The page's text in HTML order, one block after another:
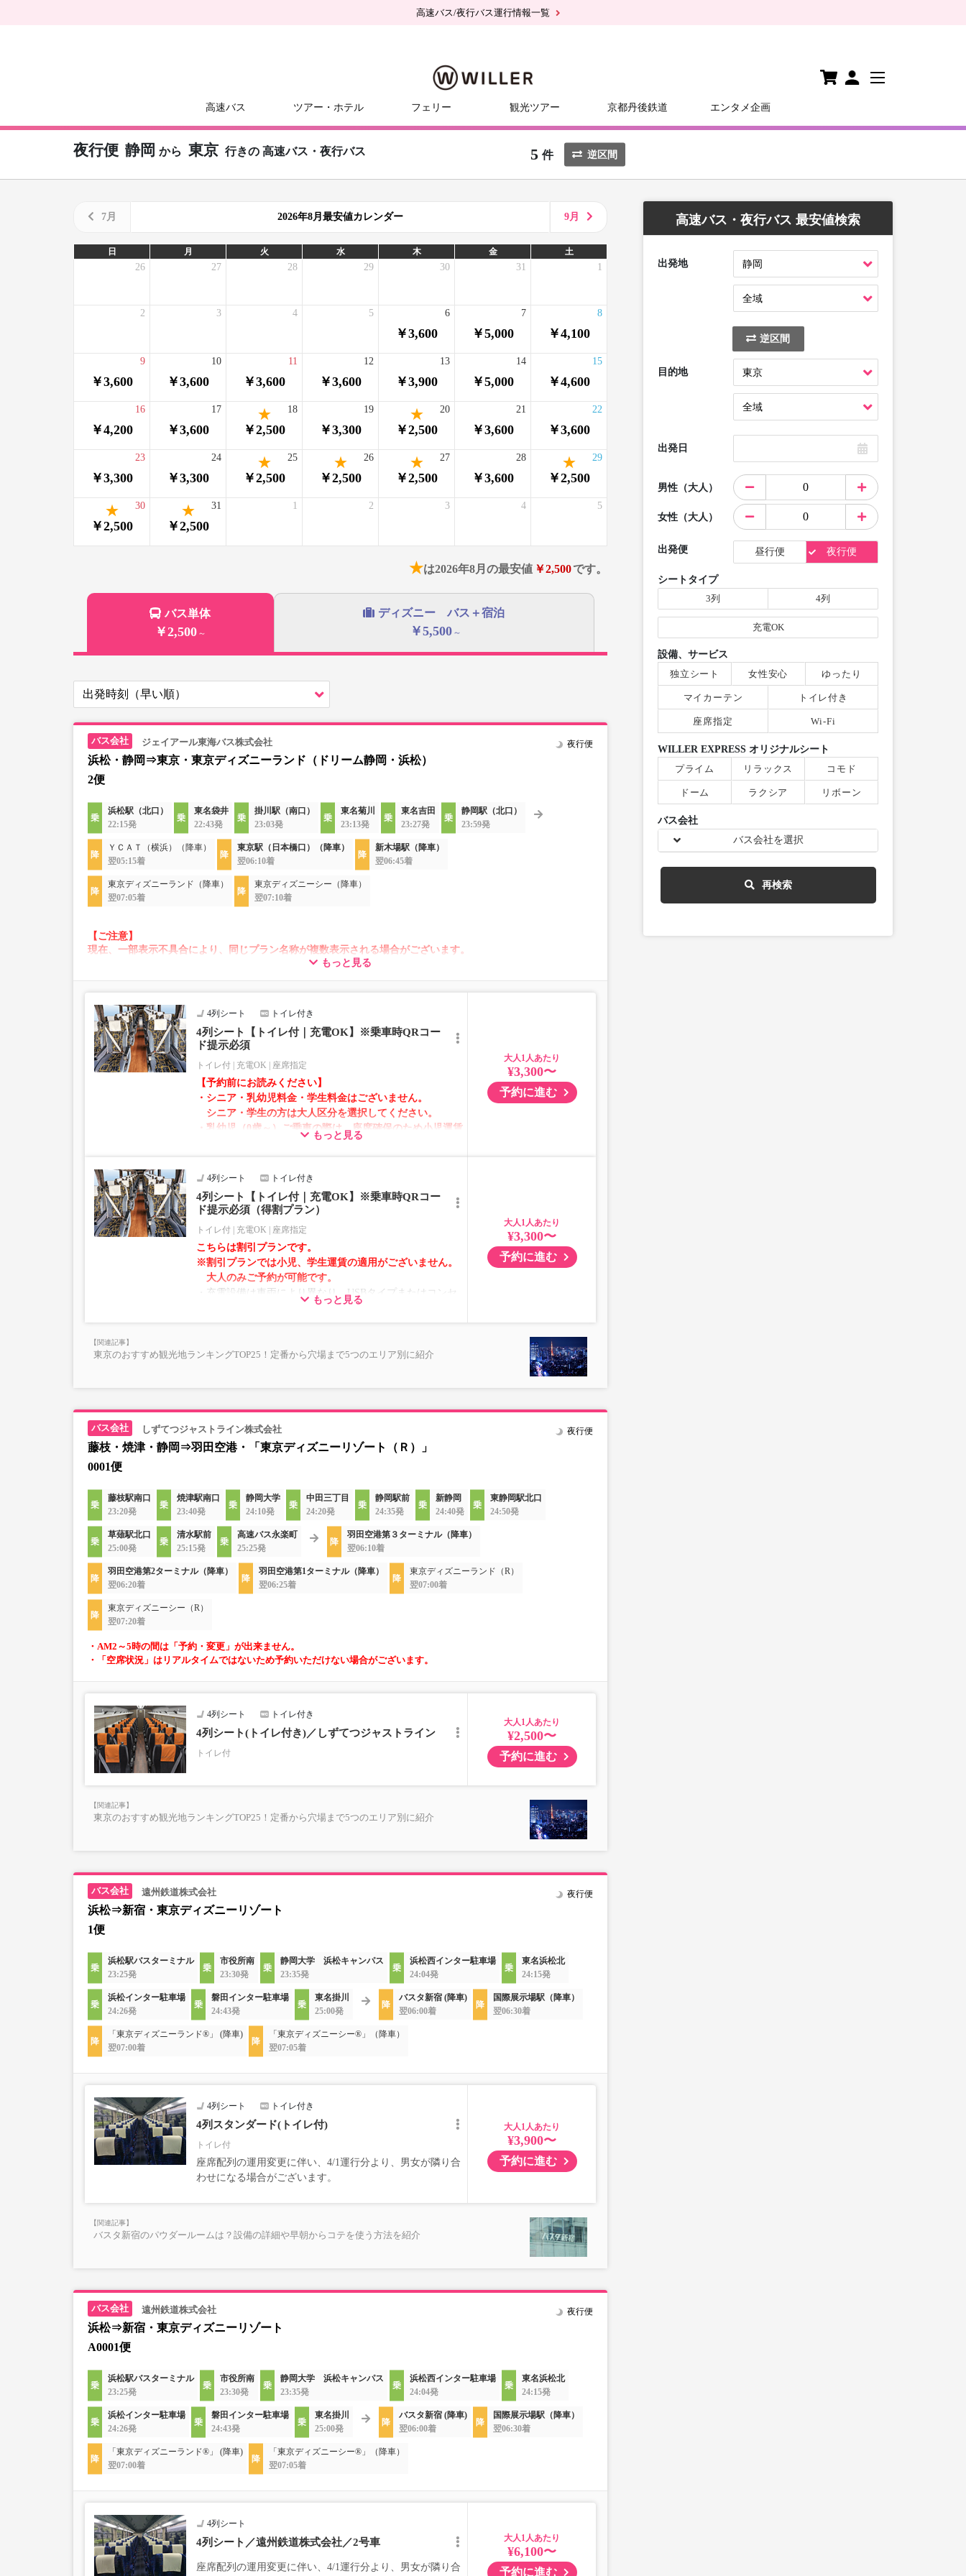
高速バス/夜行バス運行情報一覧
高速バス ツアー・ホテル フェリー 観光ツアー 京都丹後鉄道 エンタメ企画
夜行便 静岡 から 東京 行きの 高速バス・夜行バス 5 件 逆区間
7月 2026年8月最安値カレンダー 9月
日 月 火 水 木 金 土
26 27 28 29 30 31 1
2 3 4 5
￥3,600
6
￥5,000
7
￥4,100
8
￥3,600
9
￥3,600
10
￥3,600
11
￥3,600
12
￥3,900
13
￥5,000
14
￥4,600
15
￥4,200
16
￥3,600
17
￥2,500
18
￥3,300
19
￥2,500
20
￥3,600
21
￥3,600
22
￥3,300
23
￥3,300
24
￥2,500
25
￥2,500
26
￥2,500
27
￥3,600
28
￥2,500
29
￥2,500
30
￥2,500
31 1 2 3 4 5
★は2026年8月の最安値 ￥2,500です。
バス単体
￥2,500 ～
ディズニー バス＋宿泊
￥5,500 ～
ジェイアール東海バス株式会社
浜松・静岡⇒東京・東京ディズニーランド（ドリーム静岡・浜松）
2便
夜行便
浜松駅（北口）
22:15発
東名袋井
22:43発
掛川駅（南口）
23:03発
東名菊川
23:13発
東名吉田
23:27発
静岡駅（北口）
23:59発
ＹＣＡＴ（横浜）（降車）
翌05:15着
東京駅（日本橋口）（降車）
翌06:10着
新木場駅（降車）
翌06:45着
東京ディズニーランド（降車）
翌07:05着
東京ディズニーシー（降車）
翌07:10着
【ご注意】
現在、一部表示不具合により、同じプラン名称が複数表示される場合がございます。
その場合、予約操作途中でエラーが発生する可能性がございます。
願いいたします。
もっと見る
4列シート トイレ付き
4列シート【トイレ付｜充電OK】※乗車時QRコー
ド提示必須
トイレ付 充電OK 座席指定
【予約前にお読みください】
・シニア・乳幼児料金・学生料金はございません。
シニア・学生の方は大人区分を選択してください。
・乳幼児（0歳～）ご乗車の際は、座席確保のため小児運賃
・AM1時～5時の間はシステムメンテナンスの為ご予約が承
れません。
・在庫の状況はリアルタイムの表示ではございません。
※売り切れの場合でも残数が表示される場合がありま
す。
・販売日・便ごとに随時価格が変動いたします。購入時に
販売価格をご確認の上でご予約をお願いいたします。
・一部取り扱いのない停留所がある場合がございます。
ントタイプでのご用意となります。
もっと見る
大人
¥3,300〜
予約に進む
4列シート トイレ付き
4列シート【トイレ付｜充電OK】※乗車時QRコー
ド提示必須（得割プラン）
トイレ付 充電OK 座席指定
こちらは割引プランです。
※割引プランでは小児、学生運賃の適用がございません。
大人のみご予約が可能です。
・充電設備は車両により異なり、USBタイプまたはコンセ
ントタイプでのご用意となります。
・増便や車両整備等の都合により、予告なく車両・シート
ださい。
もっと見る
大人
¥3,300〜
予約に進む
東京のおすすめ観光地ランキングTOP25！定番から穴場まで5つのエリア別に紹介
しずてつジャストライン株式会社
藤枝・焼津・静岡⇒羽田空港・「東京ディズニーリゾート（Ｒ）」
0001便
夜行便
藤枝駅南口
23:20発
焼津駅南口
23:40発
静岡大学
24:10発
中田三丁目
24:20発
静岡駅前
24:35発
新静岡
24:40発
東静岡駅北口
24:50発
草薙駅北口
25:00発
清水駅前
25:15発
高速バス永楽町
25:25発
羽田空港第３ターミナル（降車）
翌06:10着
羽田空港第2ターミナル（降車）
翌06:20着
羽田空港第1ターミナル（降車）
翌06:25着
東京ディズニーランド（R）
翌07:00着
東京ディズニーシー（R）
翌07:20着
・AM2～5時の間は「予約・変更」が出来ません。
・「空席状況」はリアルタイムではないため予約いただけない場合がございます。
4列シート トイレ付き
4列シート(トイレ付き)／しずてつジャストライン
トイレ付
大人
¥2,500〜
予約に進む
東京のおすすめ観光地ランキングTOP25！定番から穴場まで5つのエリア別に紹介
遠州鉄道株式会社
浜松⇒新宿・東京ディズニーリゾート
1便
夜行便
浜松駅バスターミナル
23:25発
市役所南
23:30発
静岡大学 浜松キャンパス
23:35発
浜松西インター駐車場
24:04発
東名浜松北
24:15発
浜松インター駐車場
24:26発
磐田インター駐車場
24:43発
東名掛川
25:00発
バスタ新宿 (降車)
翌06:00着
国際展示場駅（降車）
翌06:30着
「東京ディズニーランド®」 (降車)
翌07:00着
「東京ディズニーシー®」（降車）
翌07:05着
4列シート トイレ付き
4列スタンダード(トイレ付)
トイレ付
座席配列の運用変更に伴い、4/1運行分より、男女が隣り合
わせになる場合がございます。
大人
¥3,900〜
予約に進む
バスタ新宿のパウダールームは？設備の詳細や早朝からコテを使う方法を紹介
遠州鉄道株式会社
浜松⇒新宿・東京ディズニーリゾート
A0001便
夜行便
浜松駅バスターミナル
23:25発
市役所南
23:30発
静岡大学 浜松キャンパス
23:35発
浜松西インター駐車場
24:04発
東名浜松北
24:15発
浜松インター駐車場
24:26発
磐田インター駐車場
24:43発
東名掛川
25:00発
バスタ新宿 (降車)
翌06:00着
国際展示場駅（降車）
翌06:30着
「東京ディズニーランド®」 (降車)
翌07:00着
「東京ディズニーシー®」（降車）
翌07:05着
4列シート
4列シート／遠州鉄道株式会社／2号車
座席配列の運用変更に伴い、4/1運行分より、男女が隣り合
大人
¥6,100〜
予約に進む
高速バス・夜行バス 最安値検索
出発地
逆区間
目的地
出発日
男性（大人）
女性（大人）
出発便 昼行便 夜行便
シートタイプ
3列
4列
充電OK
設備、サービス
独立シート
女性安心 ゆったり
マイカーテン トイレ付き
座席指定 Wi-Fi
WILLER EXPRESS オリジナルシート
プライム
リラックス コモド
ドーム ラクシア リボーン
バス会社
バス会社を選択
再検索